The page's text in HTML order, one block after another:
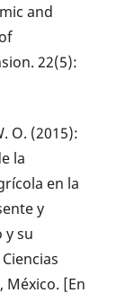
and
22(5):
O. (2015):
la
en la
y
y su
México. [En